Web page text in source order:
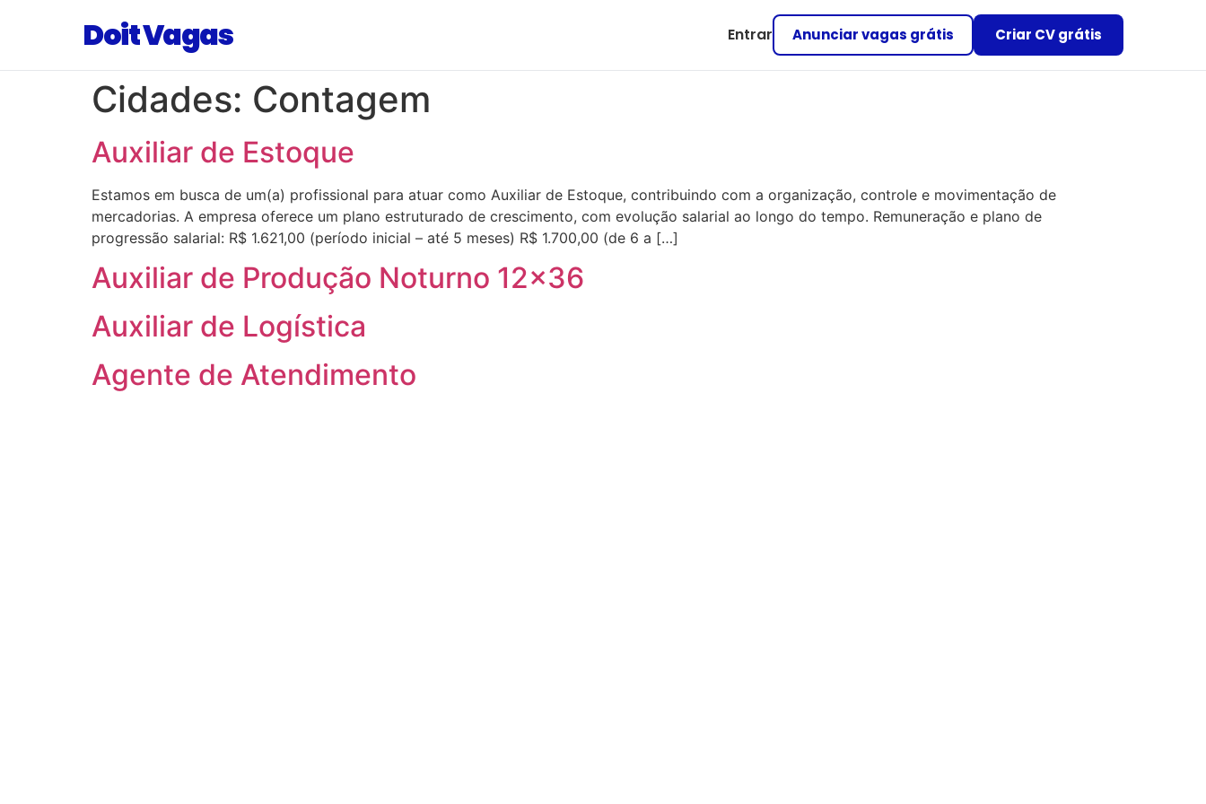
Doit Vagas Entrar Anunciar vagas grátis Criar CV grátis
Cidades: Contagem
Auxiliar de Estoque
Estamos em busca de um(a) profissional para atuar como Auxiliar de Estoque, contribuindo com a organização, controle e movimentação de
mercadorias. A empresa oferece um plano estruturado de crescimento, com evolução salarial ao longo do tempo. Remuneração e plano de
progressão salarial: R$ 1.621,00 (período inicial – até 5 meses) R$ 1.700,00 (de 6 a […]
Auxiliar de Produção Noturno 12×36
Auxiliar de Logística
Agente de Atendimento